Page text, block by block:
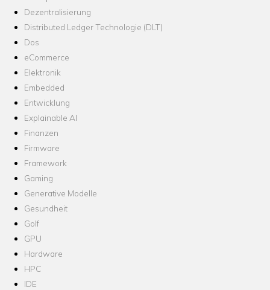
Dezentralisierung
Distributed Ledger Technologie (DLT)
Dos
eCommerce
Elektronik
Embedded
Entwicklung
Explainable AI
Finanzen
Firmware
Framework
Gaming
Generative Modelle
Gesundheit
Golf
GPU
Hardware
HPC
IDE